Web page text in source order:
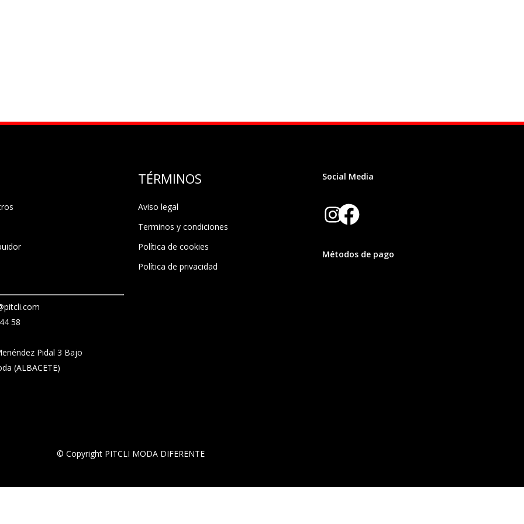
58
Pidal 3 Bajo
(ALBACETE)
TÉRMINOS
Aviso legal
Terminos y condiciones
Política de cookies
Política de privacidad
Social Media
Instagram
Métodos de pago
© Copyright PITCLI MODA DIFERENTE